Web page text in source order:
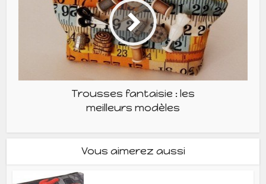
Trousses fantaisie : les
meilleurs modèles
Vous aimerez aussi